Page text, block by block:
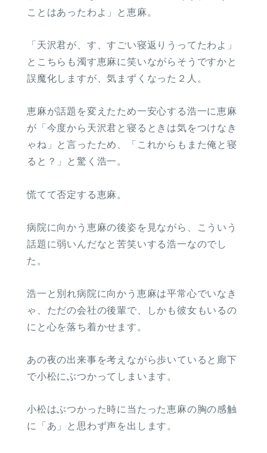
ことはあったわよ」と恵麻。
「天沢君が、す、すごい寝返りうってたわよ」
とこちらも濁す恵麻に笑いながらそうですかと
誤魔化しますが、気まずくなった２人。
恵麻が話題を変えたため一安心する浩一に恵麻
が「今度から天沢君と寝るときは気をつけなき
ゃね」と言ったため、「これからもまた俺と寝
ると？」と驚く浩一。
慌てて否定する恵麻。
病院に向かう恵麻の後姿を見ながら、こういう
話題に弱いんだなと苦笑いする浩一なのでし
た。
浩一と別れ病院に向かう恵麻は平常心でいなき
ゃ、ただの会社の後輩で、しかも彼女もいるの
にと心を落ち着かせます。
あの夜の出来事を考えながら歩いていると廊下
で小松にぶつかってしまいます。
小松はぶつかった時に当たった恵麻の胸の感触
に「あ」と思わず声を出します。